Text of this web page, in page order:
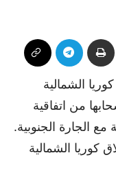
الشمالية
من اتفاقية
الجارة الجنوبية.
كوريا الشمالية